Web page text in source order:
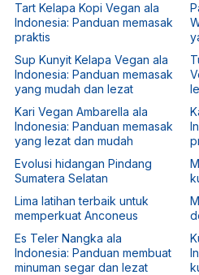
Tart Kelapa Kopi Vegan ala
Indonesia: Panduan memasak
praktis
Sup Kunyit Kelapa Vegan ala
Indonesia: Panduan memasak
yang mudah dan lezat
Kari Vegan Ambarella ala
Indonesia: Panduan memasak
yang lezat dan mudah
Evolusi hidangan Pindang
Sumatera Selatan
Lima latihan terbaik untuk
memperkuat Anconeus
Es Teler Nangka ala
Indonesia: Panduan membuat
minuman segar dan lezat